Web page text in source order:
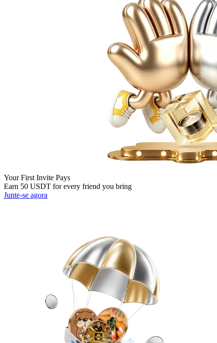
Your First Invite Pays
Earn 50 USDT for every friend you bring
Junte-se agora